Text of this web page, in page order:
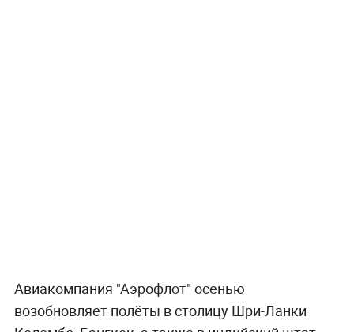
Авиакомпания "Аэрофлот" осенью
возобновляет полёты в столицу Шри-Ланки